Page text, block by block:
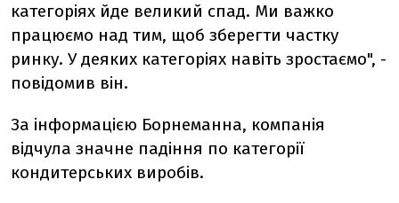
категоріях йде великий спад. Ми важко
працюємо над тим, щоб зберегти частку
ринку. У деяких категоріях навіть зростаємо", -
повідомив він.
За інформацією Борнеманна, компанія
відчула значне падіння по категорії
кондитерських виробів.